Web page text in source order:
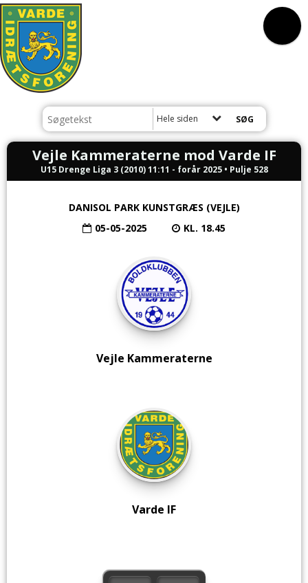
Hele siden
Vejle Kammeraterne mod Varde IF
U15 Drenge Liga 3 (2010) 11:11 - forår 2025 • Pulje 528
DANISOL PARK KUNSTGRÆS (VEJLE)
05-05-2025
KL. 18.45
Vejle Kammeraterne
Varde IF